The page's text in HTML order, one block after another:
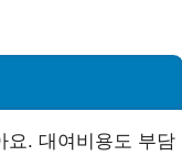
요. 대여비용도 부담